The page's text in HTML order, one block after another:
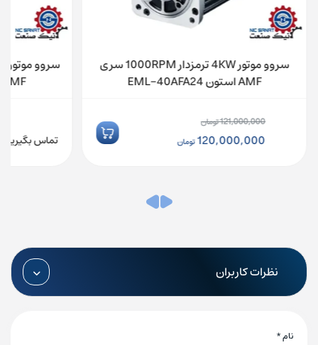
سروو موتور 4KW ترمزدار 1000RPM سری
AMF استون EML-40AFA24
121,000,000تومان
قیمت
120,000,000تومان
AMF استون EML-20AFA22
تماس بگیرید
نظرات کاربران
نام*